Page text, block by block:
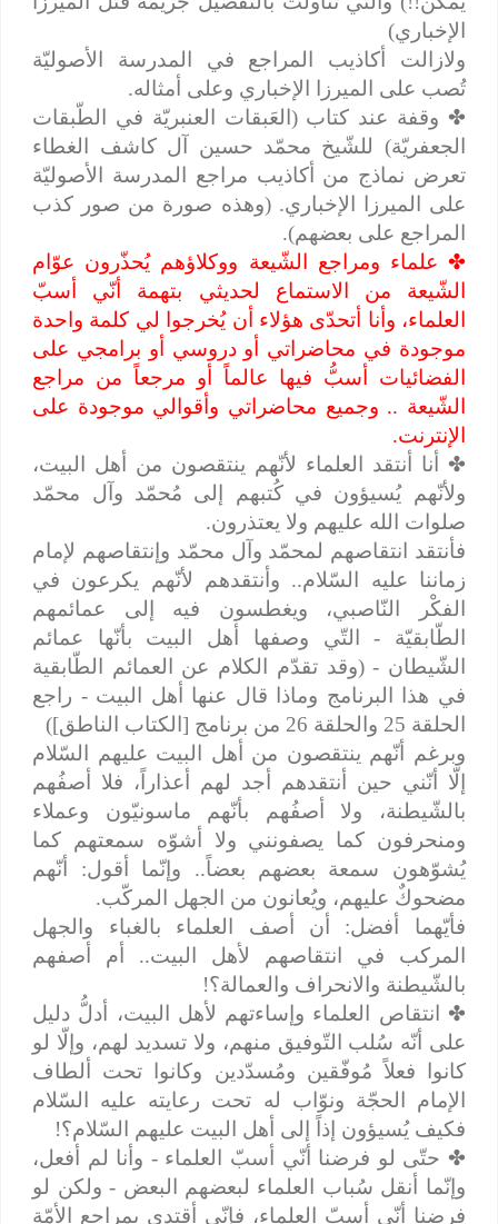
الإخباري)
ولازالت أكاذيب المراجع في المدرسة الأصوليّة
تُصب على الميرزا الإخباري وعلى أمثاله.
✤وقفة عند كتاب (العَبقات العنبريّة في الطّبقات
الجعفريّة) للشّيخ محمّد حسين آل كاشف الغطاء
تعرض نماذج من أكاذيب مراجع المدرسة الأصوليّة
على الميرزا الإخباري. (وهذه صورة من صور كذب
المراجع على بعضهم).
✤علماء ومراجع الشّيعة ووكلاؤهم يُحذّرون عوّام
الشّيعة من الاستماع لحديثي بتهمة أنّي أسبّ
العلماء، وأنا أتحدّى هؤلاء أن يُخرجوا لي كلمة واحدة
موجودة في محاضراتي أو دروسي أو برامجي على
الفضائيات أسبُّ فيها عالماً أو مرجعاً من مراجع
الشّيعة .. وجميع محاضراتي وأقوالي موجودة على
الإنترنت.
✤أنا أنتقد العلماء لأنّهم ينتقصون من أهل البيت،
ولأنّهم يُسيؤون في كُتبهم إلى مُحمّد وآل محمّد
صلوات الله عليهم ولا يعتذرون.
فأنتقد انتقاصهم لمحمّد وآل محمّد وإنتقاصهم لإمام
زماننا عليه السّلام.. وأنتقدهم لأنّهم يكرعون في
الفكْر النّاصبي، ويغطسون فيه إلى عمائمهم
الطّابقيّة - التّي وصفها أهل البيت بأنّها عمائم
الشّيطان - (وقد تقدّم الكلام عن العمائم الطّابقية
في هذا البرنامج وماذا قال عنها أهل البيت - راجع
الحلقة 25 والحلقة 26 من برنامج [الكتاب الناطق])
وبرغم أنّهم ينتقصون من أهل البيت عليهم السّلام
إلّا أنّني حين أنتقدهم أجد لهم أعذاراً، فلا أصفُهم
بالشّيطنة، ولا أصفُهم بأنّهم ماسونيّون وعملاء
ومنحرفون كما يصفونني ولا أشوّه سمعتهم كما
يُشوّهون سمعة بعضهم بعضاً.. وإنّما أقول: أنّهم
مضحوكٌ عليهم، ويُعانون من الجهل المركّب.
فأيّهما أفضل: أن أصف العلماء بالغباء والجهل
المركب في انتقاصهم لأهل البيت.. أم أصفهم
بالشّيطنة والانحراف والعمالة؟!
✤انتقاص العلماء وإساءتهم لأهل البيت، أدلُّ دليل
على أنّه سُلب التّوفيق منهم، ولا تسديد لهم، وإلّا لو
كانوا فعلاً مُوفّقين ومُسدّدين وكانوا تحت ألطاف
الإمام الحجّة ونوّاب له تحت رعايته عليه السّلام
فكيف يُسيؤون إذاً إلى أهل البيت عليهم السّلام؟!
✤حتّى لو فرضنا أنّي أسبّ العلماء - وأنا لم أفعل،
وإنّما أنقل سُباب العلماء لبعضهم البعض - ولكن لو
فرضنا أنّي أسبّ العلماء، فإنّي أقتدي بمراجع الأمّة